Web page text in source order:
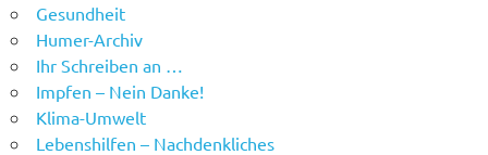
Gesundheit
Humer-Archiv
Ihr Schreiben an …
Impfen – Nein Danke!
Klima-Umwelt
Lebenshilfen – Nachdenkliches